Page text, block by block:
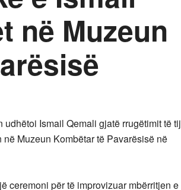
në Muzeun
Ismail Qemali gjatë rrugëtimit të tij
Muzeun Kombëtar të Pavarësisë në
ceremoni për të improvizuar mbërritjen e